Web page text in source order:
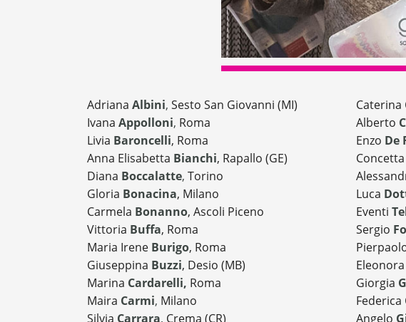
Adriana Albini, Sesto San Giovanni (MI)
Ivana Appolloni, Roma
Livia Baroncelli, Roma
Anna Elisabetta Bianchi, Rapallo (GE)
Diana Boccalatte, Torino
Gloria Bonacina, Milano
Carmela Bonanno, Ascoli Piceno
Vittoria Buffa, Roma
Maria Irene Burigo, Roma
Giuseppina Buzzi, Desio (MB)
Marina Cardarelli, Roma
Maira Carmi, Milano
Silvia Carrara, Crema (CR)
Caterina
Alberto
Enzo De
Concetta
Luca
Eventi
Sergio
Eleonora
Giorgia
Federica
Angelo